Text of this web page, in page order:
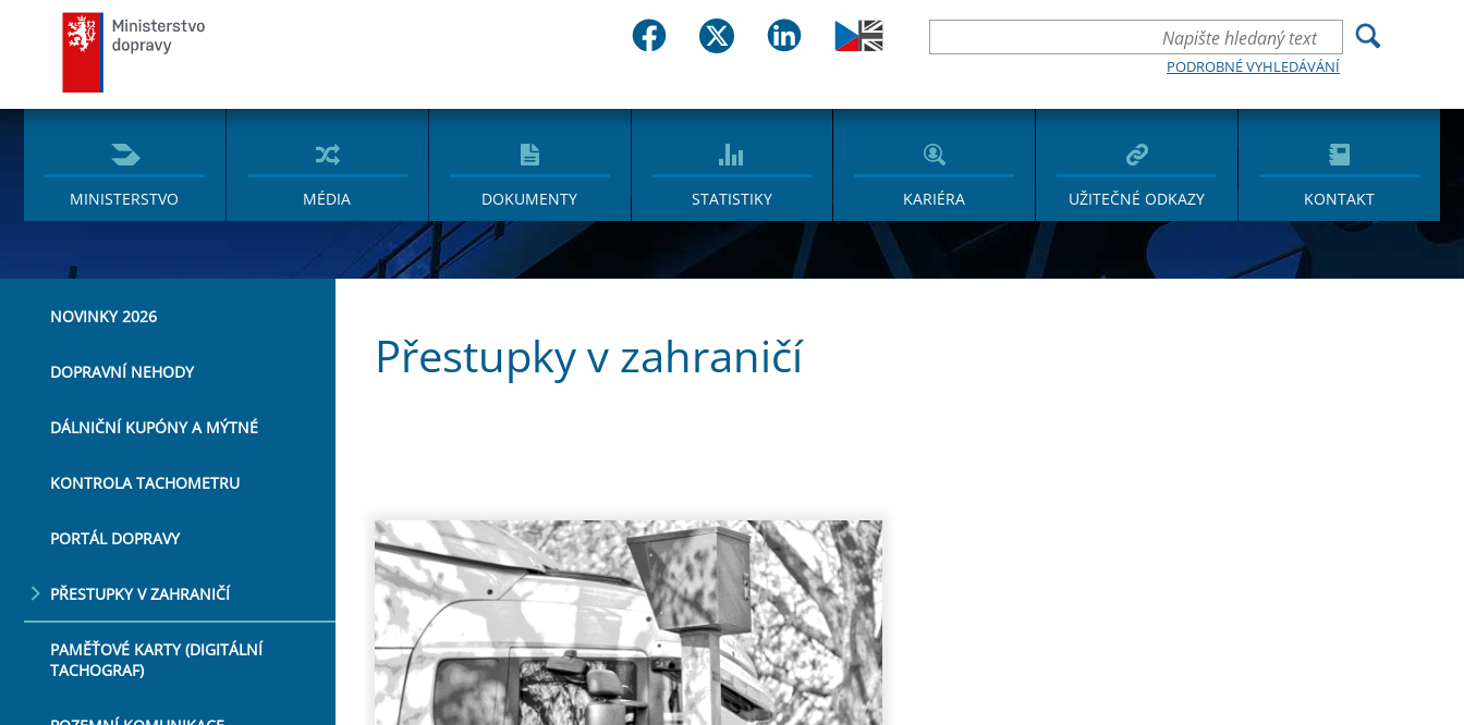
PODROBNÉ VYHLEDÁVÁNÍ
MINISTERSTVO MÉDIA DOKUMENTY STATISTIKY KARIÉRA UŽITEČNÉ ODKAZY KONTAKT
NOVINKY 2026
DOPRAVNÍ NEHODY
DÁLNIČNÍ KUPÓNY A MÝTNÉ
KONTROLA TACHOMETRU
PORTÁL DOPRAVY
PŘESTUPKY V ZAHRANIČÍ
PAMĚŤOVÉ KARTY (DIGITÁLNÍ
TACHOGRAF)
Přestupky v zahraničí